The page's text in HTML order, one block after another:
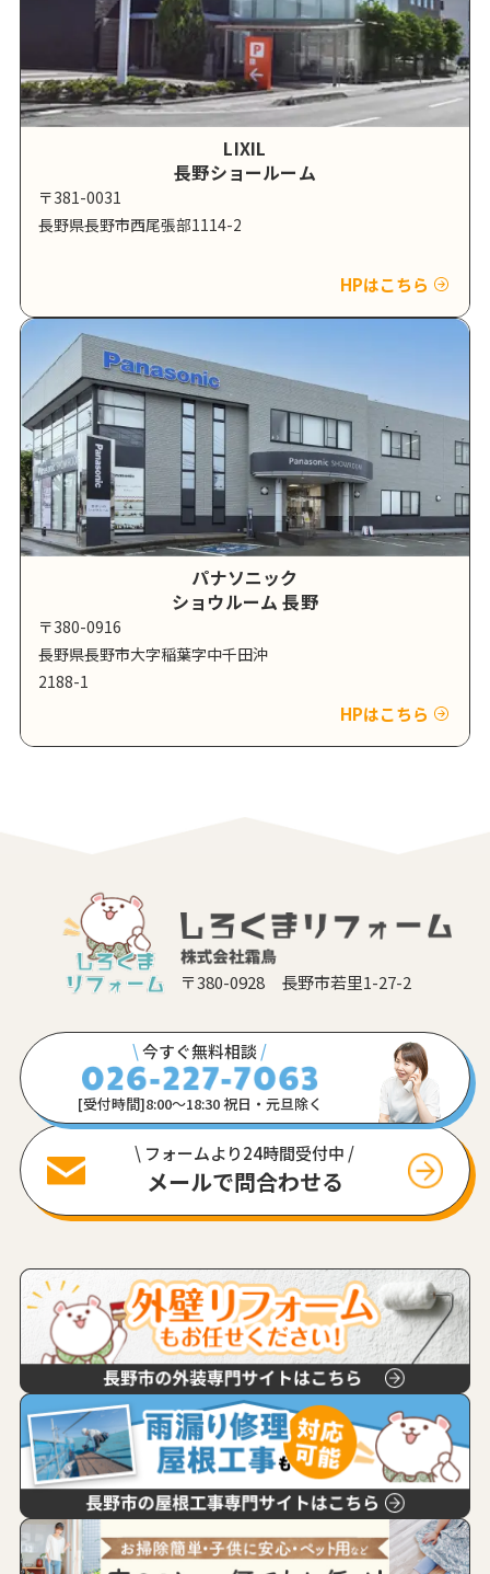
LIXIL
長野ショールーム
〒381-0031
長野県長野市西尾張部1114-2
HPはこちら
パナソニック
ショウルーム 長野
〒380-0916
長野県長野市大字稲葉字中千田沖
2188-1
HPはこちら
〒380-0928 長野市若里1-27-2
\今すぐ無料相談 /
[受付時間]8:00〜18:30 祝日・元旦除く
\ フォームより24時間受付中 /
メールで問合わせる